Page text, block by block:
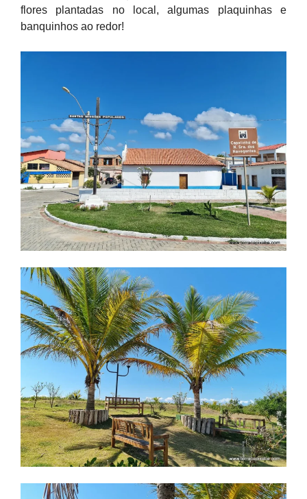
flores plantadas no local, algumas plaquinhas e
banquinhos ao redor!